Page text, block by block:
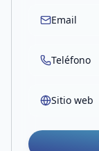
Email
Teléfono
Sitio web